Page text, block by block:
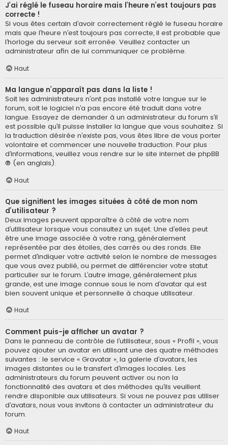
J’ai réglé le fuseau horaire mais l’heure n’est toujours pas
correcte !
Si vous êtes certain d’avoir correctement réglé le fuseau horaire
mais que l’heure n’est toujours pas correcte, il est probable que
l’horloge du serveur soit erronée. Veuillez contacter un
administrateur afin de lui communiquer ce problème.
Haut
Ma langue n’apparaît pas dans la liste !
Soit les administrateurs n’ont pas installé votre langue sur le
forum, soit le logiciel n’a pas encore été traduit dans votre
langue. Essayez de demander à un administrateur du forum s’il
est possible qu’il puisse installer la langue que vous souhaitez. Si
la traduction désirée n’existe pas, vous êtes libre de vous porter
volontaire et commencer une nouvelle traduction. Pour plus
d’informations, veuillez vous rendre sur le site internet de phpBB
® (en anglais).
Haut
Que signifient les images situées à côté de mon nom
d’utilisateur ?
Deux images peuvent apparaître à côté de votre nom
d’utilisateur lorsque vous consultez un sujet. Une d’elles peut
être une image associée à votre rang, généralement
représentée par des étoiles, des carrés ou des ronds. Elle
permet d’indiquer votre activité selon le nombre de messages
que vous avez publié, ou permet de différencier votre statut
particulier sur le forum. L’autre image, généralement plus
grande, est une image connue sous le nom d’avatar qui est
bien souvent unique et personnelle à chaque utilisateur.
Haut
Comment puis-je afficher un avatar ?
Dans le panneau de contrôle de l’utilisateur, sous « Profil », vous
pouvez ajouter un avatar en utilisant une des quatre méthodes
suivantes : le service « Gravatar », la galerie d’avatars, les
images distantes ou le transfert d’images locales. Les
administrateurs du forum peuvent activer ou non la
fonctionnalité des avatars et des méthodes qu’ils veuillent
rendre disponible aux utilisateurs. Si vous ne pouvez pas utiliser
d’avatars, nous vous invitons à contacter un administrateur du
forum.
Haut